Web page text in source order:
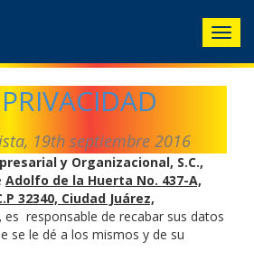
19th septiembre 2016
y Organizacional, S.C.,
Adolfo de la Huerta No. 437-A,
32340, Ciudad Juárez,
es responsable de recabar sus datos
se le dé a los mismos y de su